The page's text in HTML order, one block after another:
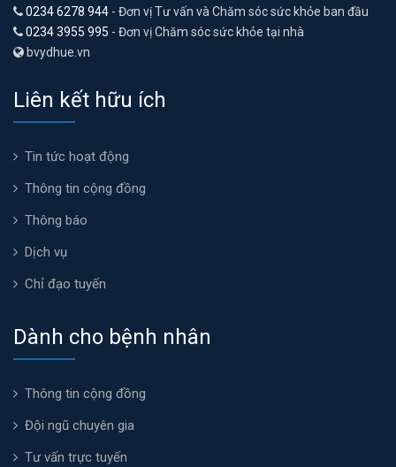
0234 6278 944 - Đơn vị Tư vấn và Chăm sóc sức khỏe ban đầu
0234 3955 995 - Đơn vị Chăm sóc sức khỏe tại nhà
bvydhue.vn
Liên kết hữu ích
Tin tức hoạt động
Thông tin cộng đồng
Thông báo
Dịch vụ
Chỉ đạo tuyến
Dành cho bệnh nhân
Thông tin cộng đồng
Đội ngũ chuyên gia
Tư vấn trực tuyến